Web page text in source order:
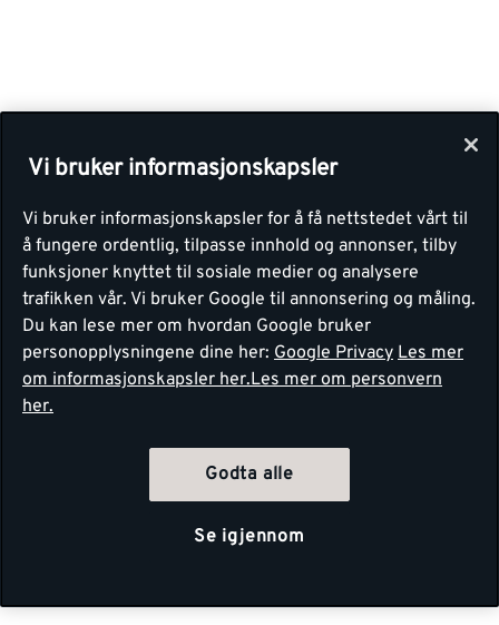
Vi bruker informasjonskapsler
Vi bruker informasjonskapsler for å få nettstedet vårt til
å fungere ordentlig, tilpasse innhold og annonser, tilby
funksjoner knyttet til sosiale medier og analysere
trafikken vår. Vi bruker Google til annonsering og måling.
Du kan lese mer om hvordan Google bruker
personopplysningene dine her: Google Privacy Les mer
om informasjonskapsler her.Les mer om personvern
her.
Godta alle
Se igjennom